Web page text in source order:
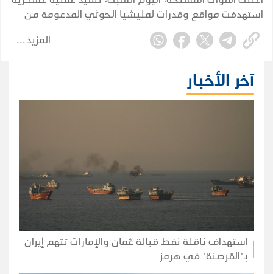
استهدفت مواقع وقدرات لمليشيا الحوثي المدعومة من
إيران، على طول خطوط التماس في عدة محاور قتالية.
المزيد
آخر الأخبار
استهداف ناقلة نفط قبالة عُمان والإمارات تتهم إيران
بـ"القرصنة" في هرمز